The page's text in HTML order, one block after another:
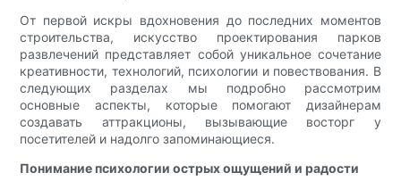
От первой искры вдохновения до последних моментов
строительства, искусство проектирования парков
развлечений представляет собой уникальное сочетание
креативности, технологий, психологии и повествования. В
следующих разделах мы подробно рассмотрим
основные аспекты, которые помогают дизайнерам
создавать аттракционы, вызывающие восторг у
посетителей и надолго запоминающиеся.
Понимание психологии острых ощущений и радости